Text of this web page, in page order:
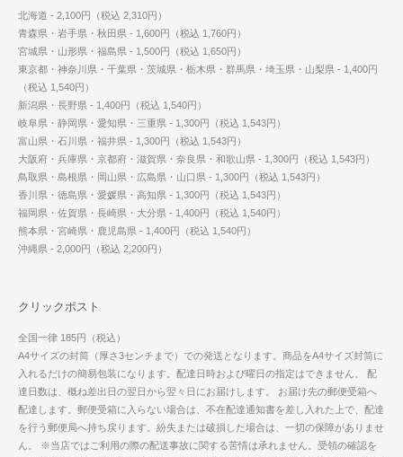
北海道 - 2,100円（税込 2,310円）
青森県・岩手県・秋田県 - 1,600円（税込 1,760円）
宮城県・山形県・福島県 - 1,500円（税込 1,650円）
東京都・神奈川県・千葉県・茨城県・栃木県・群馬県・埼玉県・山梨県 - 1,400円
（税込 1,540円）
新潟県・長野県 - 1,400円（税込 1,540円）
岐阜県・静岡県・愛知県・三重県 - 1,300円（税込 1,543円）
富山県・石川県・福井県 - 1,300円（税込 1,543円）
大阪府・兵庫県・京都府・滋賀県・奈良県・和歌山県 - 1,300円（税込 1,543円）
鳥取県・島根県・岡山県・広島県・山口県 - 1,300円（税込 1,543円）
香川県・徳島県・愛媛県・高知県 - 1,300円（税込 1,543円）
福岡県・佐賀県・長崎県・大分県 - 1,400円（税込 1,540円）
熊本県・宮崎県・鹿児島県 - 1,400円（税込 1,540円）
沖縄県 - 2,000円（税込 2,200円）
クリックポスト
全国一律 185円（税込）
A4サイズの封筒（厚さ3センチまで）での発送となります。商品をA4サイズ封筒に
入れるだけの簡易包装になります。配達日時および曜日の指定はできません。 配
達日数は、概ね差出日の翌日から翌々日にお届けします。 お届け先の郵便受箱へ
配達します。郵便受箱に入らない場合は、不在配達通知書を差し入れた上で、配達
を行う郵便局へ持ち戻ります。紛失または破損した場合は、一切の保障がありませ
ん。 ※当店ではご利用の際の配送事故に関する苦情は承れません。受領の確認を